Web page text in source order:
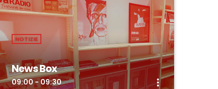
NOTIZIE
News Box
09:00 - 09:30 more_vert